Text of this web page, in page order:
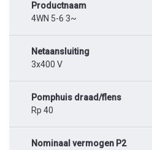
Productnaam
4WN 5-6 3~
Netaansluiting
3x400 V
Pomphuis draad/flens
Rp 40
Nominaal vermogen P2